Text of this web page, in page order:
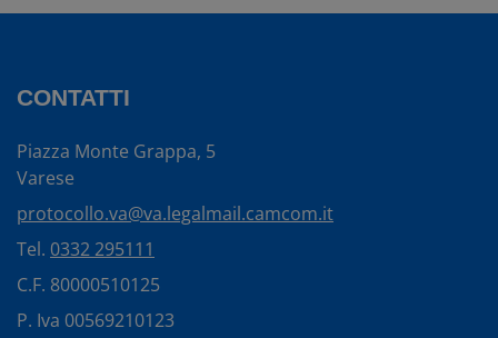
CONTATTI
Piazza Monte Grappa, 5
Varese
protocollo.va@va.legalmail.camcom.it
Tel. 0332 295111
C.F. 80000510125
P. Iva 00569210123